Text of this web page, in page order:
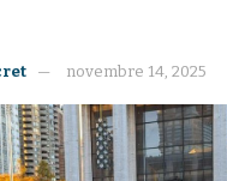
novembre 14, 2025